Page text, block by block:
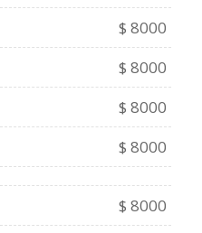
$ 8000
$ 8000
$ 8000
$ 8000
$ 8000